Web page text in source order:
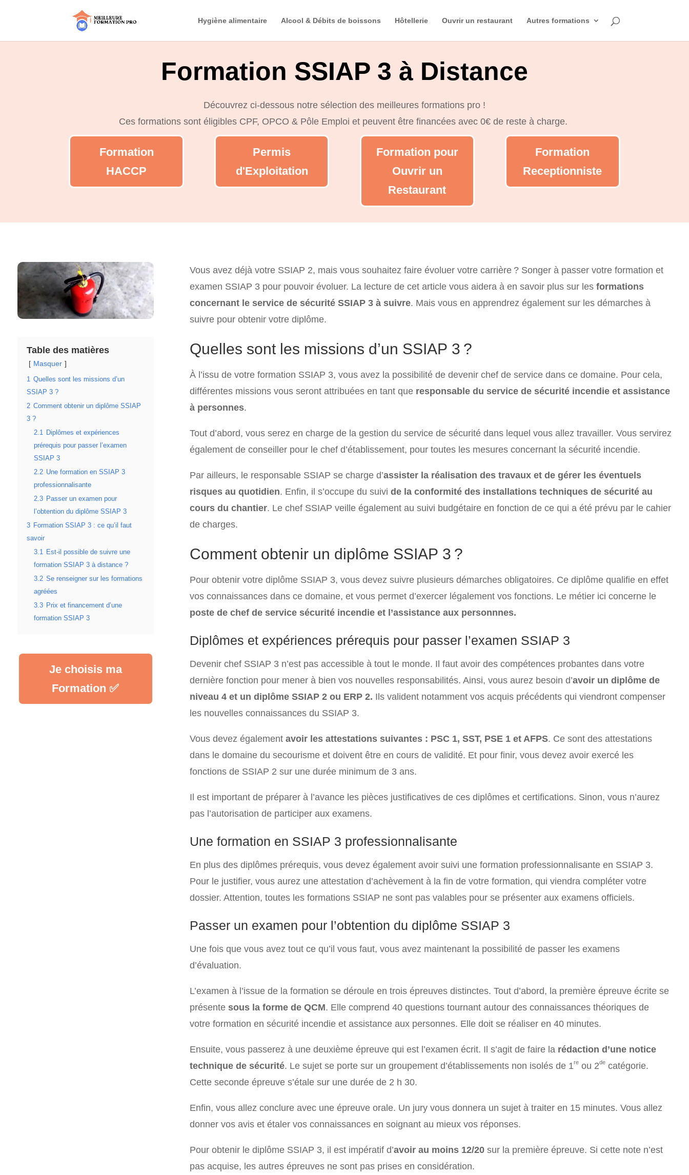
Hygiène alimentaire Alcool & Débits de boissons Hôtellerie Ouvrir un restaurant Autres formations
Formation SSIAP 3 à Distance
Découvrez ci-dessous notre sélection des meilleures formations pro !
Ces formations sont éligibles CPF, OPCO & Pôle Emploi et peuvent être financées avec 0€ de reste à charge.
Formation
HACCP
Permis
d'Exploitation
Formation pour
Ouvrir un
Restaurant
Formation
Receptionniste
Table des matières
Masquer
1
Quelles sont les missions d’un
SSIAP 3 ?
2 Comment obtenir un diplôme SSIAP
3 ?
2.1
Diplômes et expériences
prérequis pour passer l’examen
SSIAP 3
2.2 Une formation en SSIAP 3
professionnalisante
2.3
Passer un examen pour
l’obtention du diplôme SSIAP 3
3
Formation SSIAP 3 : ce qu’il faut
savoir
3.1
Est-il possible de suivre une
formation SSIAP 3 à distance ?
3.2 Se renseigner sur les formations
agréées
3.3
Prix et financement d’une
formation SSIAP 3
Je choisis ma
Formation ✅
Vous avez déjà votre SSIAP 2, mais vous souhaitez faire évoluer votre carrière ? Songer à passer votre formation et
examen SSIAP 3 pour pouvoir évoluer. La lecture de cet article vous aidera à en savoir plus sur lesformations
concernant le service de sécurité SSIAP 3 à suivre. Mais vous en apprendrez également sur les démarches à
suivre pour obtenir votre diplôme.
Quelles sont les missions d’un SSIAP 3 ?
À l’issu de votre formation SSIAP 3, vous avez la possibilité de devenir chef de service dans ce domaine. Pour cela,
différentes missions vous seront attribuées en tant que responsable du service de sécurité incendie et assistance
à personnes.
Tout d’abord, vous serez en charge de la gestion du service de sécurité dans lequel vous allez travailler. Vous servirez
également de conseiller pour le chef d’établissement, pour toutes les mesures concernant la sécurité incendie.
Par ailleurs, le responsable SSIAP se charge d’assister la réalisation des travaux et de gérer les éventuels
risques au quotidien. Enfin, il s’occupe du suivide la conformité des installations techniques de sécurité au
cours du chantier. Le chef SSIAP veille également au suivi budgétaire en fonction de ce qui a été prévu par le cahier
de charges.
Comment obtenir un diplôme SSIAP 3 ?
Pour obtenir votre diplôme SSIAP 3, vous devez suivre plusieurs démarches obligatoires. Ce diplôme qualifie en effet
vos connaissances dans ce domaine, et vous permet d’exercer légalement vos fonctions. Le métier ici concerne le
poste de chef de service sécurité incendie et l’assistance aux personnnes.
Diplômes et expériences prérequis pour passer l’examen SSIAP 3
Devenir chef SSIAP 3 n’est pas accessible à tout le monde. Il faut avoir des compétences probantes dans votre
dernière fonction pour mener à bien vos nouvelles responsabilités. Ainsi, vous aurez besoin d’avoir un diplôme de
niveau 4 et un diplôme SSIAP 2 ou ERP 2. Ils valident notamment vos acquis précédents qui viendront compenser
les nouvelles connaissances du SSIAP 3.
Vous devez égalementavoir les attestations suivantes : PSC 1, SST, PSE 1 et AFPS. Ce sont des attestations
dans le domaine du secourisme et doivent être en cours de validité. Et pour finir, vous devez avoir exercé les
fonctions de SSIAP 2 sur une durée minimum de 3 ans.
Il est important de préparer à l’avance les pièces justificatives de ces diplômes et certifications. Sinon, vous n’aurez
pas l’autorisation de participer aux examens.
Une formation en SSIAP 3 professionnalisante
En plus des diplômes prérequis, vous devez également avoir suivi une formation professionnalisante en SSIAP 3.
Pour le justifier, vous aurez une attestation d’achèvement à la fin de votre formation, qui viendra compléter votre
dossier. Attention, toutes les formations SSIAP ne sont pas valables pour se présenter aux examens officiels.
Passer un examen pour l’obtention du diplôme SSIAP 3
Une fois que vous avez tout ce qu’il vous faut, vous avez maintenant la possibilité de passer les examens
d’évaluation.
L’examen à l’issue de la formation se déroule en trois épreuves distinctes. Tout d’abord, la première épreuve écrite se
présente sous la forme de QCM. Elle comprend 40 questions tournant autour des connaissances théoriques de
votre formation en sécurité incendie et assistance aux personnes. Elle doit se réaliser en 40 minutes.
Ensuite, vous passerez à une deuxième épreuve qui est l’examen écrit. Il s’agit de faire la rédaction d’une notice
technique de sécurité. Le sujet se porte sur un groupement d’établissements non isolés de 1re ou 2de catégorie.
Cette seconde épreuve s’étale sur une durée de 2 h 30.
Enfin, vous allez conclure avec une épreuve orale. Un jury vous donnera un sujet à traiter en 15 minutes. Vous allez
donner vos avis et étaler vos connaissances en soignant au mieux vos réponses.
Pour obtenir le diplôme SSIAP 3, il est impératif d’avoir au moins 12/20sur la première épreuve. Si cette note n’est
pas acquise, les autres épreuves ne sont pas prises en considération.